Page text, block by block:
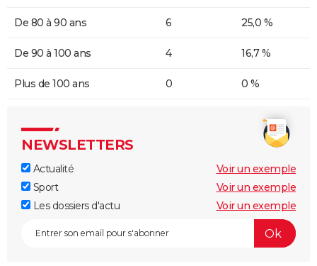
De 80 à 90 ans 6 25,0 %
De 90 à 100 ans 4 16,7 %
Plus de 100 ans 0 0 %
NEWSLETTERS
Actualité
Voir un exemple
Sport
Voir un exemple
Les dossiers d'actu
Voir un exemple